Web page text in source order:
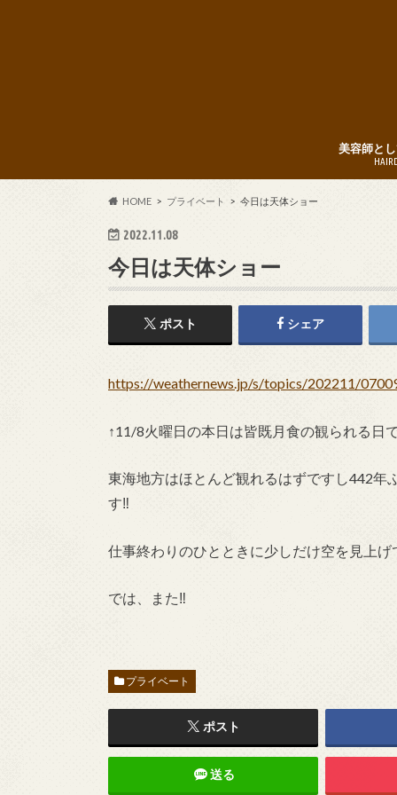
美容師と
HOME プライベート 今日は天体ショー
2022.11.08
今日は天体ショー
ポスト シェア
https://weathernews.jp/s/topics/202211/
↑11/8火曜日の本日は皆既月食の観られる日
東海地方はほとんど観れるはずですし442年
す‼︎
仕事終わりのひとときに少しだけ空を見上げ
では、また‼︎
プライベート
ポスト
送る